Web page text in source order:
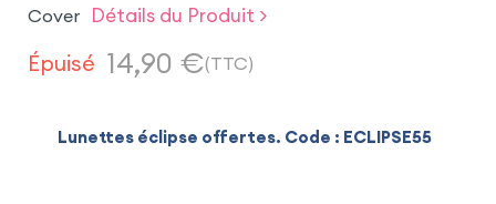
Cover
Détails du Produit >
Épuisé 14,90 €(TTC)
Lunettes éclipse offertes. Code : ECLIPSE55